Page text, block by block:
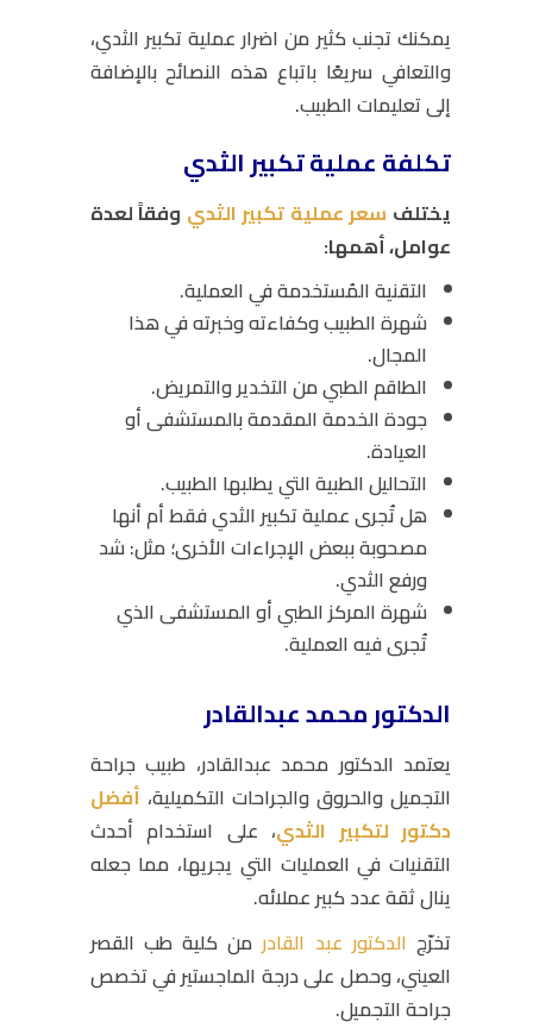
يمكنك تجنب كثير من اضرار عملية تكبير الثدي،
والتعافي سريعًا باتباع هذه النصائح بالإضافة
إلى تعليمات الطبيب.
تكلفة عملية تكبير الثدي
يختلف سعر عملية تكبير الثدي وفقاً لعدة
عوامل، أهمها:
التقنية المُستخدمة في العملية.
شهرة الطبيب وكفاءته وخبرته في هذا
المجال.
الطاقم الطبي من التخدير والتمريض.
جودة الخدمة المقدمة بالمستشفى أو
العيادة.
التحاليل الطبية التي يطلبها الطبيب.
هل تُجرى عملية تكبير الثدي فقط أم أنها
مصحوبة ببعض الإجراءات الأخرى؛ مثل: شد
ورفع الثدي.
شهرة المركز الطبي أو المستشفى الذي
تُجرى فيه العملية.
الدكتور محمد عبدالقادر
يعتمد الدكتور محمد عبدالقادر، طبيب جراحة
التجميل والحروق والجراحات التكميلية، أفضل
دكتور لتكبير الثدي، على استخدام أحدث
التقنيات في العمليات التي يجريها، مما جعله
ينال ثقة عدد كبير عملائه.
تخرّج الدكتور عبد القادرمن كلية طب القصر
العيني، وحصل على درجة الماجستير في تخصص
جراحة التجميل.